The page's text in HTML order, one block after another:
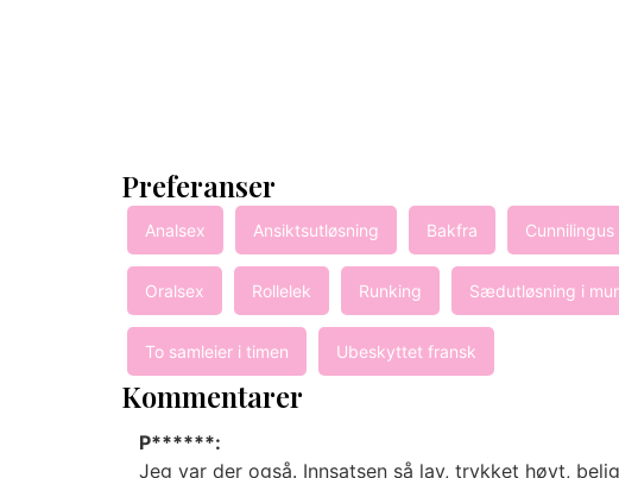
Preferanser
Analsex Ansiktsutløsning Bakfra Cunnilingus
Oralsex Rollelek Runking Sædutløsning i
To samleier i timen Ubeskyttet fransk
Kommentarer
P******:
Jeg var der også. Innsatsen så lav, trykket høyt,